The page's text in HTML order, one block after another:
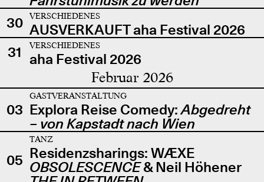
30
VERSCHIEDENES
AUSVERKAUFT aha Festival 2026
31
VERSCHIEDENES
aha Festival 2026
Februar 2026
03
GASTVERANSTALTUNG
Explora Reise Comedy:Abgedreht
– von Kapstadt nach Wien
05
TANZ
Residenzsharings: WÆXE
OBSOLESCENCE& Neil Höhener